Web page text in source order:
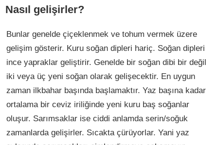
Nasıl gelişirler?
Bunlar genelde çiçeklenmek ve tohum vermek üzere
gelişim gösterir. Kuru soğan dipleri hariç. Soğan dipleri
ince yapraklar geliştirir. Genelde bir soğan dibi bir değil
iki veya üç yeni soğan olarak gelişecektir. En uygun
zaman ilkbahar başında başlamaktır. Yaz başına kadar
ortalama bir ceviz iriliğinde yeni kuru baş soğanlar
oluşur. Sarımsaklar ise ciddi anlamda serin/soğuk
zamanlarda gelişirler. Sıcakta çürüyorlar. Yani yaz